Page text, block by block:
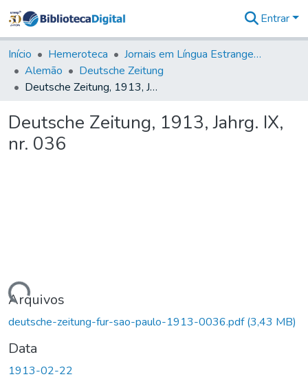
&
Coleções
Tudo na
Biblioteca
Estatísticas
Entrar
Início Hemeroteca
Jornais em Língua Estrangeira
Alemão
Deutsche Zeitung
Deutsche Zeitung, 1913, Jahrg. IX, nr. 036
Deutsche Zeitung, 1913, Jahrg. IX,
nr. 036
Arquivos
deutsche-zeitung-fur-sao-paulo-1913-0036.pdf(3,43 MB)
Data
1913-02-22